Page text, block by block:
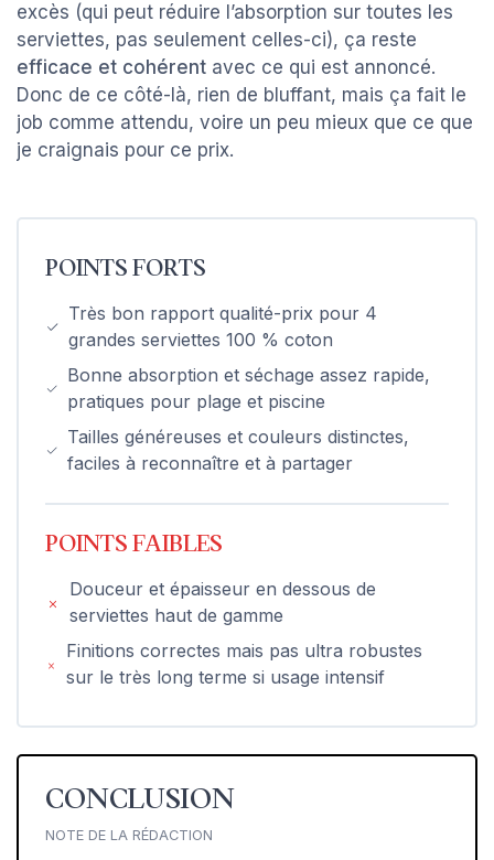
excès (qui peut réduire l’absorption sur toutes les
serviettes, pas seulement celles-ci), ça reste
efficace et cohérent avec ce qui est annoncé.
Donc de ce côté-là, rien de bluffant, mais ça fait le
job comme attendu, voire un peu mieux que ce que
je craignais pour ce prix.
POINTS FORTS
Très bon rapport qualité-prix pour 4
grandes serviettes 100 % coton
Bonne absorption et séchage assez rapide,
pratiques pour plage et piscine
Tailles généreuses et couleurs distinctes,
faciles à reconnaître et à partager
POINTS FAIBLES
Douceur et épaisseur en dessous de
serviettes haut de gamme
Finitions correctes mais pas ultra robustes
sur le très long terme si usage intensif
CONCLUSION
NOTE DE LA RÉDACTION